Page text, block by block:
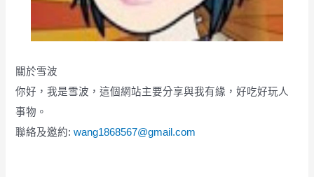
關於雪波
你好，我是雪波，這個網站主要分享與我有緣，好吃好玩人
事物。
聯絡及邀約:wang1868567@gmail.com